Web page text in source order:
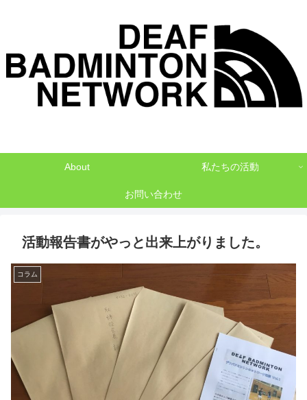
About 私たちの活動
お問い合わせ
活動報告書がやっと出来上がりました。
コラム